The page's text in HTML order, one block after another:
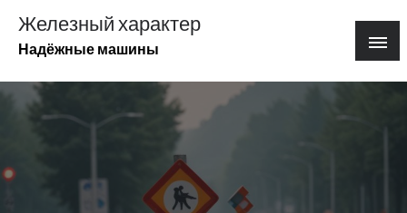
содержимому
Железный характер
Надёжные машины